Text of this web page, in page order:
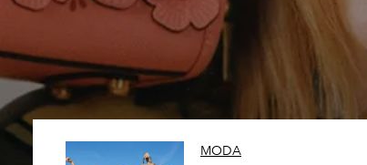
MODA